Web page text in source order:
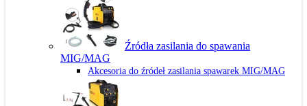
Źródła zasilania do spawania
MIG/MAG
Akcesoria do źródeł zasilania spawarek MIG/MAG